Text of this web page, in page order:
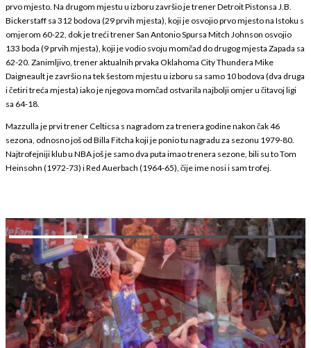
prvo mjesto. Na drugom mjestu u izboru završio je trener Detroit Pistonsa J.B.
Bickerstaff sa 312 bodova (29 prvih mjesta), koji je osvojio prvo mjesto na Istoku s
omjerom 60-22, dok je treći trener San Antonio Spursa Mitch ⁠Johnson osvojio
133 boda (9 prvih mjesta), koji je vodio svoju momčad do drugog mjesta Zapada sa
62-20. Zanimljivo, trener aktualnih prvaka Oklahoma City Thundera Mike
Daigneault je završio na tek šestom mjestu u izboru sa samo 10 bodova (dva druga
i četiri treća mjesta) iako je njegova momčad ostvarila najbolji omjer u čitavoj ligi
sa 64-18.
Mazzulla je prvi trener Celticsa s nagradom za trenera godine nakon čak 46
sezona, odnosno još od Billa Fitcha koji je ponio tu nagradu za sezonu 1979-80.
Najtrofejniji klub u NBA još je samo dva puta imao trenera sezone, bili su to Tom
Heinsohn (1972-73) i Red Auerbach (1964-65), čije ime nosi i sam trofej.